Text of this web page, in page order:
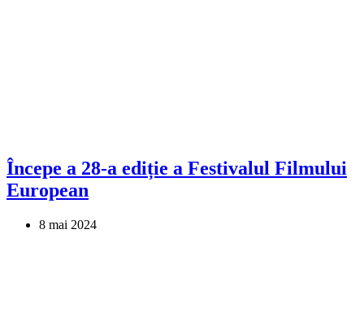
Începe a 28-a ediție a Festivalul Filmului
European
8 mai 2024